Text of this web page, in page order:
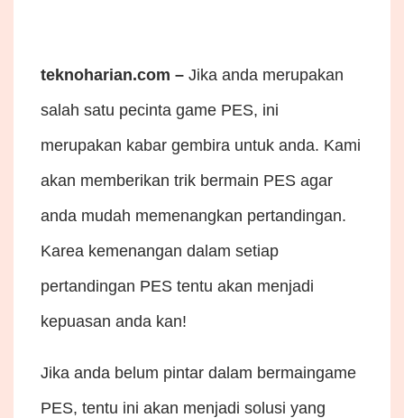
teknoharian.com – Jika anda merupakan
salah satu pecinta game PES, ini
merupakan kabar gembira untuk anda. Kami
akan memberikan trik bermain PES agar
anda mudah memenangkan pertandingan.
Karea kemenangan dalam setiap
pertandingan PES tentu akan menjadi
kepuasan anda kan!
Jika anda belum pintar dalam bermaingame
PES, tentu ini akan menjadi solusi yang